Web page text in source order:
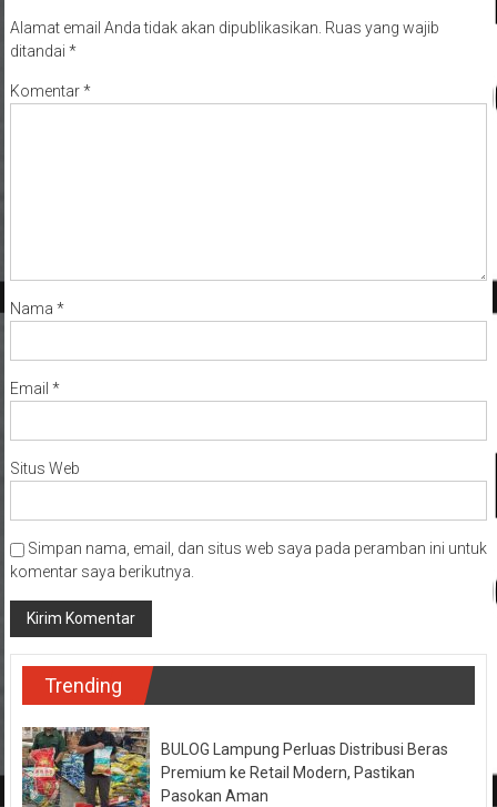
Alamat email Anda tidak akan dipublikasikan. Ruas yang wajib
ditandai *
Komentar*
Nama *
Email *
Situs Web
Simpan nama, email, dan situs web saya pada peramban ini untuk
komentar saya berikutnya.
Trending
BULOG Lampung Perluas Distribusi Beras
Premium ke Retail Modern, Pastikan
Pasokan Aman